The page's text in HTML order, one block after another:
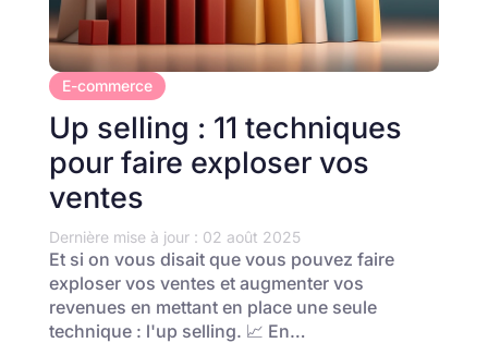
E-commerce
Up selling : 11 techniques
pour faire exploser vos
ventes
Dernière mise à jour : 02 août 2025
Et si on vous disait que vous pouvez faire
exploser vos ventes et augmenter vos
revenues en mettant en place une seule
technique : l'up selling. 📈 En…